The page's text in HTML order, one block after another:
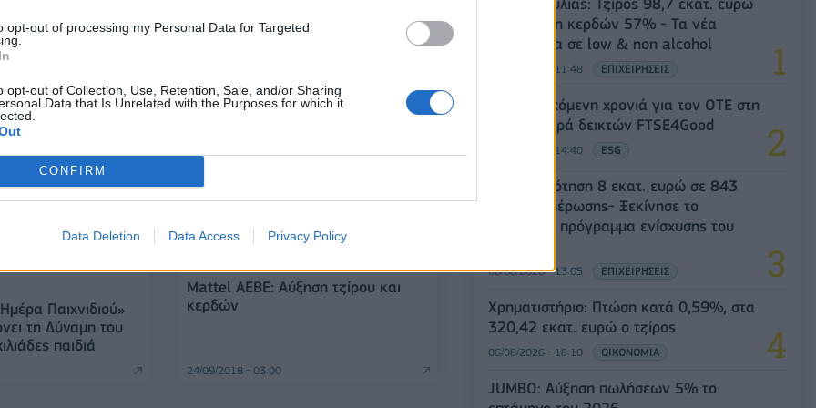
opt-out of processing my Personal Data for Targeted
opt-out of Collection, Use, Retention, Sale, and/or Sharing
Data that Is Unrelated with the Purposes for which it
CONFIRM
Data Deletion Data Access Privacy Policy
Tesla Roadster
με
άνθρακα
Τόκιο 2020
19/02/2020 - 18:31
Παιχνιδιού»
τη Δύναμη του
παιδιά
Mattel ΑΕΒΕ: Αύξηση τζίρου και
κερδών
24/09/2018 - 03:00
Β.Σ. Καρούλιας: Τζίρος 98,7 εκατ. ευρώ
και αύξηση κερδών 57% - Τα νέα
στοιχήματα σε low & non alcohol
06/08/2026 - 11:48 ΕΠΙΧΕΙΡΗΣΕΙΣ
18η συνεχόμενη χρονιά για τον ΟΤΕ στη
διεθνή σειρά δεικτών FTSE4Good
06/08/2026 - 14:40 ESG
Χρηματοδότηση 8 εκατ. ευρώ σε 843
μέσα ενημέρωσης- Ξεκίνησε το
πενταετές πρόγραμμα ενίσχυσης του
06/08/2026 - 13:05 ΕΠΙΧΕΙΡΗΣΕΙΣ
Χρηματιστήριο: Πτώση κατά 0,59%, στα
320,42 εκατ. ευρώ ο τζίρος
06/08/2026 - 18:10 ΟΙΚΟΝΟΜΙΑ
JUMBO: Αύξηση πωλήσεων 5% το